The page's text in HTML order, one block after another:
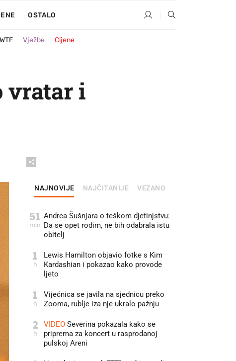
OSTALO
WTF Vježbe Cijene
vratar i
NAJNOVIJE NAJČITANIJE VEZANO
51
min
Andrea Šušnjara o teškom djetinjstvu:
Da se opet rodim, ne bih odabrala istu
obitelj
1
h
Lewis Hamilton objavio fotke s Kim
Kardashian i pokazao kako provode
ljeto
1
h
Vijećnica se javila na sjednicu preko
Zooma, rublje iza nje ukralo pažnju 🫣
2
h
VIDEO Severina pokazala kako se
priprema za koncert u rasprodanoj
pulskoj Areni